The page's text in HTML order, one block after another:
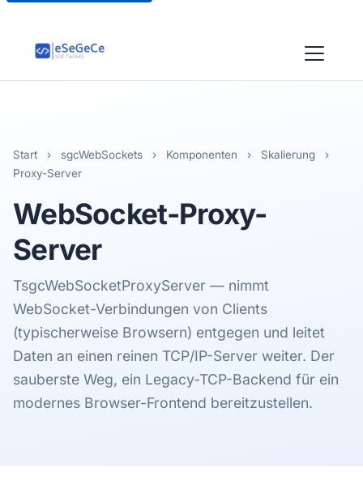
Start › sgcWebSockets › Komponenten › Skalierung
›
Proxy-Server
WebSocket-Proxy-
Server
TsgcWebSocketProxyServer — nimmt
WebSocket-Verbindungen von Clients
(typischerweise Browsern) entgegen und leitet
Daten an einen reinen TCP/IP-Server weiter. Der
sauberste Weg, ein Legacy-TCP-Backend für ein
modernes Browser-Frontend bereitzustellen.